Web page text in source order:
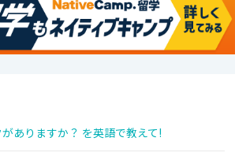
ありますか？ を英語で教えて!